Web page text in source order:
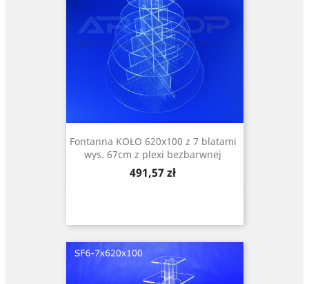
Fontanna KOŁO 620x100 z 7 blatami
wys. 67cm z plexi bezbarwnej
Cena
491,57 zł